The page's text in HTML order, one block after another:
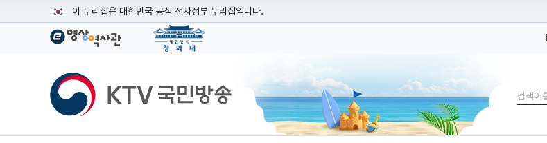
이 누리집은 대한민국 공식 전자정부 누리집입니다.
공식 누리집 주소 확인하기
이밖에 or.kr 또는 .kr등 다른 도메인 주소를 사용하고 있다면 아래 URL에서 도메인 주소를 확인해 보세요
운영중인 공식 누리집보기
KTV국민방송
검색